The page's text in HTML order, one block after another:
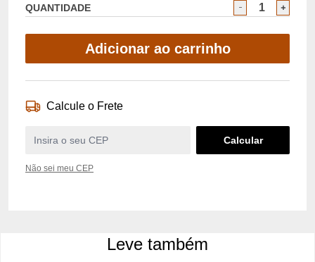
QUANTIDADE
Adicionar ao carrinho
Calcule o Frete
Não sei meu CEP
Leve também